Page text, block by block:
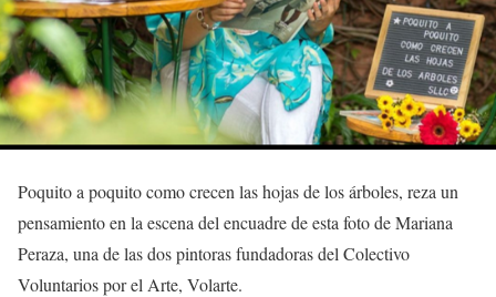
Poquito a poquito como crecen las hojas de los árboles, reza un
pensamiento en la escena del encuadre de esta foto de Mariana
Peraza, una de las dos pintoras fundadoras del Colectivo
Voluntarios por el Arte, Volarte.